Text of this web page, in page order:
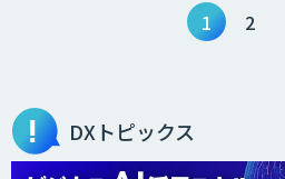
1 2
DXトピックス